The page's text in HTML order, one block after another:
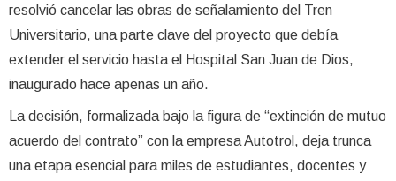
resolvió cancelar las obras de señalamiento del Tren
Universitario, una parte clave del proyecto que debía
extender el servicio hasta el Hospital San Juan de Dios,
inaugurado hace apenas un año.
La decisión, formalizada bajo la figura de “extinción de mutuo
acuerdo del contrato” con la empresa Autotrol, deja trunca
una etapa esencial para miles de estudiantes, docentes y